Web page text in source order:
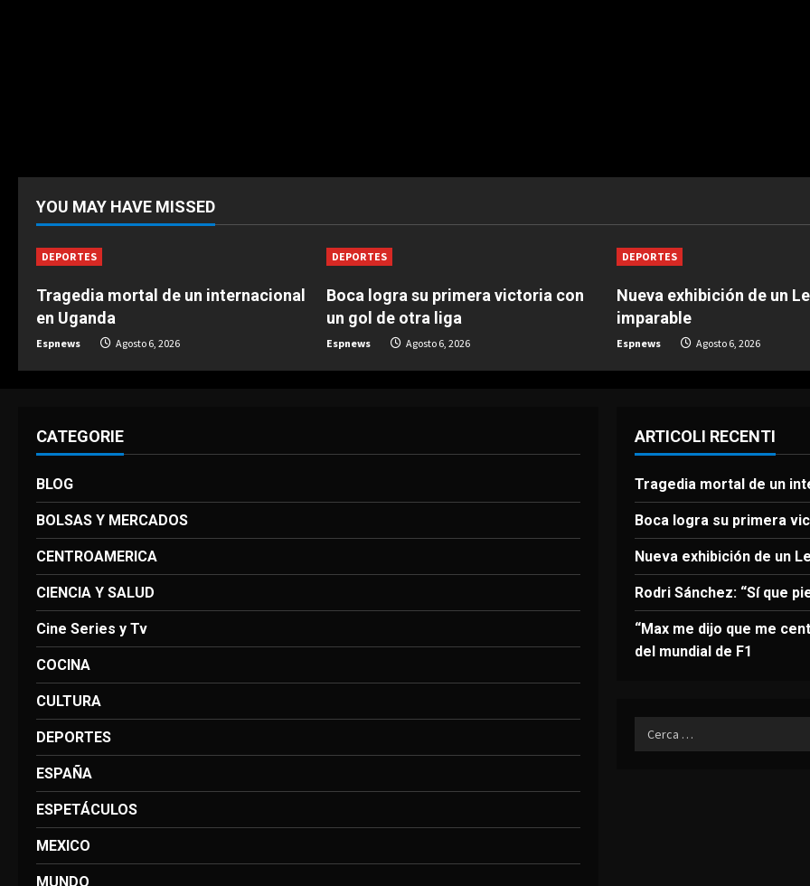
YOU MAY HAVE MISSED
DEPORTES
Tragedia mortal de un internacional
en Uganda
Espnews Agosto 6, 2026
DEPORTES
Boca logra su primera victoria con
un gol de otra liga
Espnews Agosto 6, 2026
DEPORTES
Nueva exhibición de un
imparable
Espnews Agosto 6, 2026
CATEGORIE
BLOG
BOLSAS Y MERCADOS
CENTROAMERICA
CIENCIA Y SALUD
Cine Series y Tv
COCINA
CULTURA
DEPORTES
ESPAÑA
ESPETÁCULOS
MEXICO
MUNDO
ARTICOLI RECENTI
Tragedia mortal de un
Boca logra su primera
Nueva exhibición de un
Rodri Sánchez: “Sí que
“Max me dijo que me
del mundial de F1
Ricerca
per: